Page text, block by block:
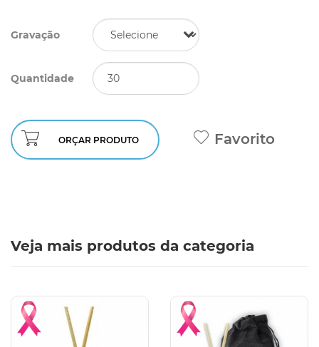
Gravação
Quantidade
ORÇAR PRODUTO Favorito
Veja mais produtos da categoria